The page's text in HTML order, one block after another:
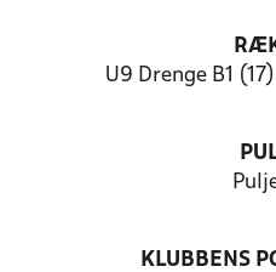
U9 Drenge B1
KLUBBENS